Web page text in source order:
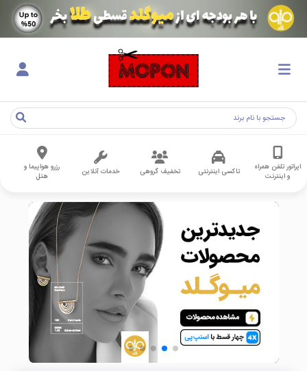
اپراتور تلفن همراه
و اینترنت
تاکسی اینترنتی تخفیف گروهی خدمات آنلاین
رزرو هواپیما و
هتل